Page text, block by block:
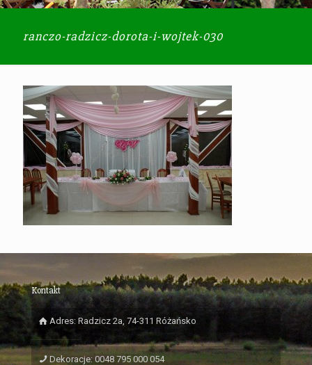
ranczo-radzicz-dorota-i-wojtek-030
Kontakt
Adres: Radzicz 2a, 74-311 Różańsko
Dekoracje: 0048 795 000 054